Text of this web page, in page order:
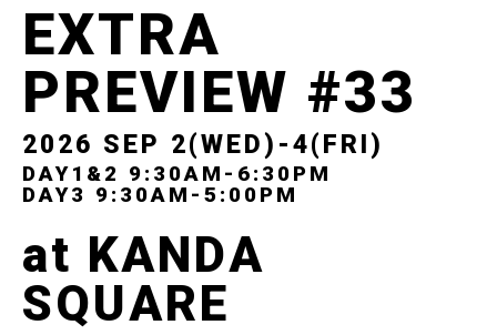
EXTRA
PREVIEW #33
2026 SEP 2(WED)-4(FRI)
DAY1&2 9:30AM-6:30PM
DAY3 9:30AM-5:00PM
at KANDA
SQUARE